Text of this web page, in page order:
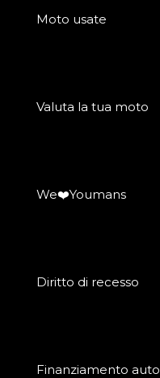
Moto usate
Valuta la tua moto
We❤️Youmans
Diritto di recesso
Finanziamento auto